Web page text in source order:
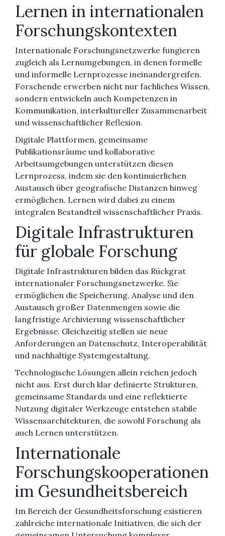
Lernen in internationalen
Forschungskontexten
Internationale Forschungsnetzwerke fungieren
zugleich als Lernumgebungen, in denen formelle
und informelle Lernprozesse ineinandergreifen.
Forschende erwerben nicht nur fachliches Wissen,
sondern entwickeln auch Kompetenzen in
Kommunikation, interkultureller Zusammenarbeit
und wissenschaftlicher Reflexion.
Digitale Plattformen, gemeinsame
Publikationsräume und kollaborative
Arbeitsumgebungen unterstützen diesen
Lernprozess, indem sie den kontinuierlichen
Austausch über geografische Distanzen hinweg
ermöglichen. Lernen wird dabei zu einem
integralen Bestandteil wissenschaftlicher Praxis.
Digitale Infrastrukturen
für globale Forschung
Digitale Infrastrukturen bilden das Rückgrat
internationaler Forschungsnetzwerke. Sie
ermöglichen die Speicherung, Analyse und den
Austausch großer Datenmengen sowie die
langfristige Archivierung wissenschaftlicher
Ergebnisse. Gleichzeitig stellen sie neue
Anforderungen an Datenschutz, Interoperabilität
und nachhaltige Systemgestaltung.
Technologische Lösungen allein reichen jedoch
nicht aus. Erst durch klar definierte Strukturen,
gemeinsame Standards und eine reflektierte
Nutzung digitaler Werkzeuge entstehen stabile
Wissensarchitekturen, die sowohl Forschung als
auch Lernen unterstützen.
Internationale
Forschungskooperationen
im Gesundheitsbereich
Im Bereich der Gesundheitsforschung existieren
zahlreiche internationale Initiativen, die sich der